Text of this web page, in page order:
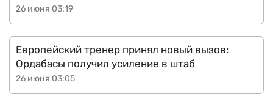
26 июня 03:19
26 июня 03:05
Европейский тренер принял новый вызов:
Ордабасы получил усиление в штаб